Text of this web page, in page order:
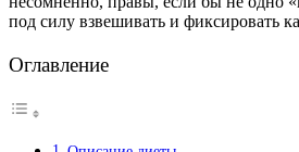
под силу взвешивать и фиксировать
Оглавление